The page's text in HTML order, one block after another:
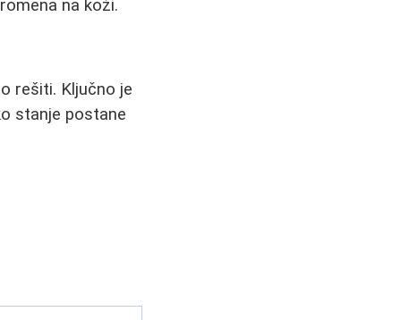
na koži.
rešiti. Ključno je
stanje postane